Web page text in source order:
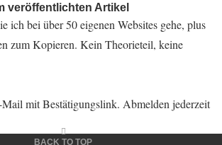
veröffentlichten Artikel
ich bei über 50 eigenen Websites gehe, plus
zum Kopieren. Kein Theorieteil, keine
mit Bestätigungslink. Abmelden jederzeit
BACK TO TOP